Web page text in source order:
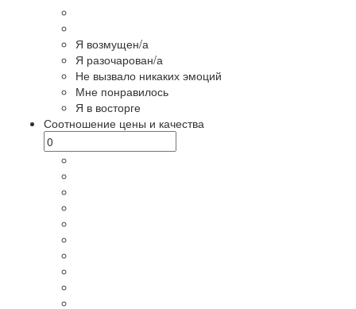
Я возмущен/а
Я разочарован/а
Не вызвало никаких эмоций
Мне понравилось
Я в восторге
Соотношение цены и качества